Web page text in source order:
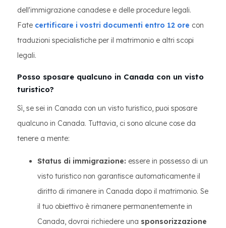
dell'immigrazione canadese e delle procedure legali.
Fate certificare i vostri documenti entro 12 ore con
traduzioni specialistiche per il matrimonio e altri scopi
legali.
Posso sposare qualcuno in Canada con un visto
turistico?
Sì, se sei in Canada con un visto turistico, puoi sposare
qualcuno in Canada. Tuttavia, ci sono alcune cose da
tenere a mente:
Status di immigrazione: essere in possesso di un
visto turistico non garantisce automaticamente il
diritto di rimanere in Canada dopo il matrimonio. Se
il tuo obiettivo è rimanere permanentemente in
Canada, dovrai richiedere una sponsorizzazione